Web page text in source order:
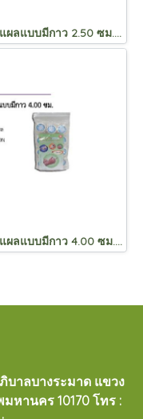
ผ้าพันแผลแบบมีกาว 2.50 ซม. (A77025)
ผ้าพันแผลแบบมีกาว 4.00 ซม. (A77040)
บาลบางระมาด แขวง
หานคร 10170 โทร :